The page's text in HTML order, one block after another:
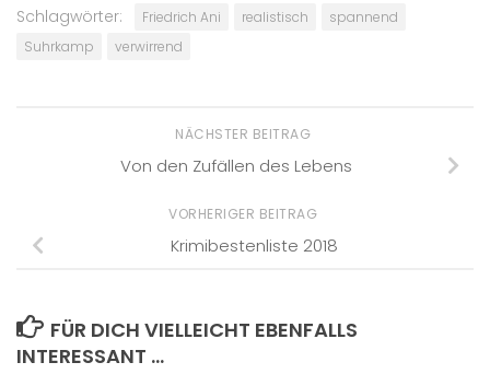
Schlagwörter: Friedrich Ani realistisch
spannend
Suhrkamp
verwirrend
NÄCHSTER BEITRAG
Von den Zufällen des Lebens
VORHERIGER BEITRAG
Krimibestenliste 2018
FÜR DICH VIELLEICHT EBENFALLS
INTERESSANT …